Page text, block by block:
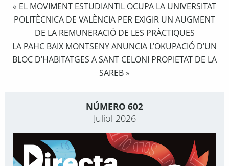
« EL MOVIMENT ESTUDIANTIL OCUPA LA UNIVERSITAT
POLITÈCNICA DE VALÈNCIA PER EXIGIR UN AUGMENT
DE LA REMUNERACIÓ DE LES PRÀCTIQUES
LA PAHC BAIX MONTSENY ANUNCIA L’OKUPACIÓ D’UN
BLOC D’HABITATGES A SANT CELONI PROPIETAT DE LA
SAREB »
NÚMERO 602
Juliol 2026